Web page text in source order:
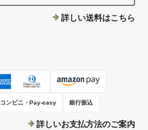
詳しい送料はこちら
コンビニ・Pay-easy 銀行振込
詳しいお支払方法のご案内